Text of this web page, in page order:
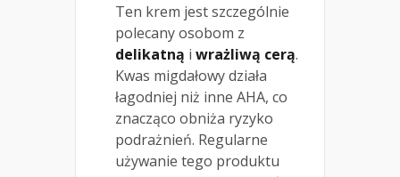
Ten krem jest szczególnie
polecany osobom z
delikatną i wrażliwą cerą.
Kwas migdałowy działa
łagodniej niż inne AHA, co
znacząco obniża ryzyko
podrażnień. Regularne
używanie tego produktu